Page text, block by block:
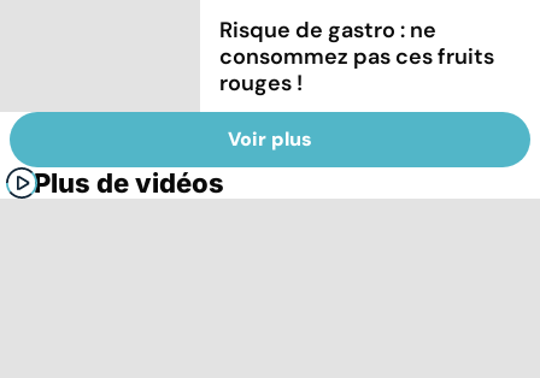
Risque de gastro : ne
consommez pas ces fruits
rouges !
Voir plus
Plus de vidéos